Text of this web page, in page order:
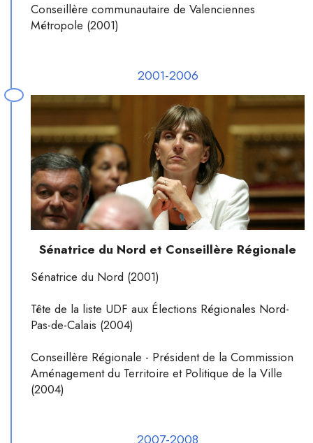
Conseillère communautaire de Valenciennes
Métropole (2001)
2001-2006
Sénatrice du Nord et Conseillère Régionale
Sénatrice du Nord (2001)
Tête de la liste UDF aux Élections Régionales Nord-
Pas-de-Calais (2004)
Conseillère Régionale - Président de la Commission
Aménagement du Territoire et Politique de la Ville
(2004)
2007-2008